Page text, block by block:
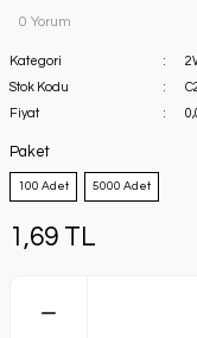
0 Yorum
Kategori
Stok Kodu
Fiyat
Paket
100 Adet 5000 Adet
1,69 TL